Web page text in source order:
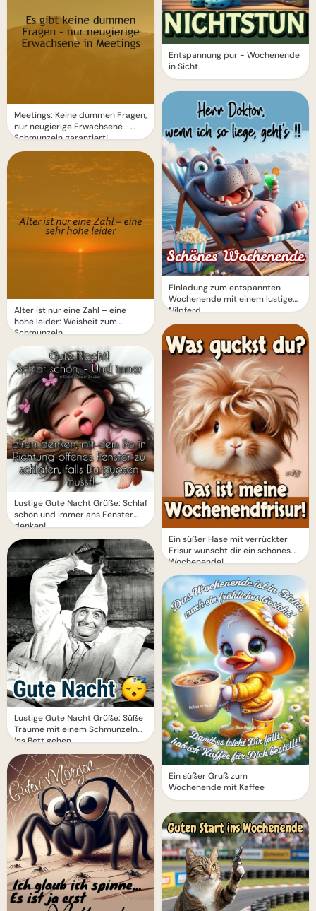
Meetings: Keine dummen Fragen,
nur neugierige Erwachsene –
Schmunzeln garantiert!
Alter ist nur eine Zahl – eine
hohe leider: Weisheit zum
Schmunzeln
Lustige Gute Nacht Grüße: Schlaf
schön und immer ans Fenster
denken!
Lustige Gute Nacht Grüße: Süße
Träume mit einem Schmunzeln
ins Bett gehen
Entspannung pur - Wochenende
in Sicht
Einladung zum entspannten
Wochenende mit einem lustigen
Nilpferd
Ein süßer Hase mit verrückter
Frisur wünscht dir ein schönes
Wochenende!
Ein süßer Gruß zum
Wochenende mit Kaffee